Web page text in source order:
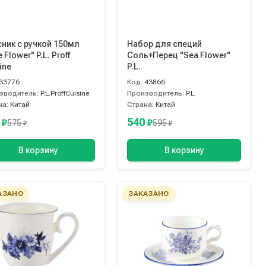
с ручкой 150мл
Flower" P.L. Proff
P.L.ProffCuisine
Китай
₽575₽
В корзину
Набор для специй
Соль+Перец "Sea Flower"
P.L.
Код: 43866
Производитель:P.L.
Страна:Китай
540₽595₽
В корзину
ЗАКАЗАНО